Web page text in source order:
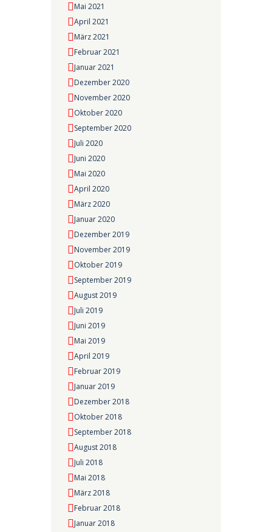
Mai 2021
April 2021
März 2021
Februar 2021
Januar 2021
Dezember 2020
November 2020
Oktober 2020
September 2020
Juli 2020
Juni 2020
Mai 2020
April 2020
März 2020
Januar 2020
Dezember 2019
November 2019
Oktober 2019
September 2019
August 2019
Juli 2019
Juni 2019
Mai 2019
April 2019
Februar 2019
Januar 2019
Dezember 2018
Oktober 2018
September 2018
August 2018
Juli 2018
Mai 2018
März 2018
Februar 2018
Januar 2018